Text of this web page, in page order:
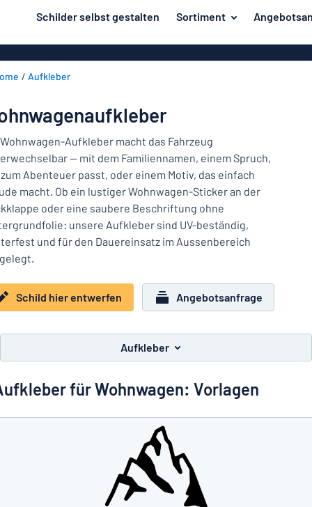
springen
Schilder selbst gestalten Sortiment
Material
Haus und Heim
Büro und Arbeitsplatz
Verkehr und Fahrzeuge
Aufkleber
Namensschilder
Alle Kategorien anzeigen
Das Gesuchte nicht gefunden? Schild hier entwerfen
Unsere
Bestseller
Herstellung
Material
Branche
Haus
und
Büro
und
Arbeitsplatz
Alle Kategorien anzeigen
Angebotsanfrage
Einloggen
Kundenservice
zum
entwerfen
Aufkleber
Aufkleber macht das Fahrzeug
— mit dem Familiennamen, einem Spruch,
Abenteuer passt, oder einem Motiv, das einfach
macht. Ob ein lustiger Wohnwagen-Sticker an der
oder eine saubere Beschriftung ohne
unsere Aufkleber sind UV-beständig,
und für den Dauereinsatz im Aussenbereich
Schild hier entwerfen Angebotsanfrage
Aufkleber
für Wohnwagen: Vorlagen